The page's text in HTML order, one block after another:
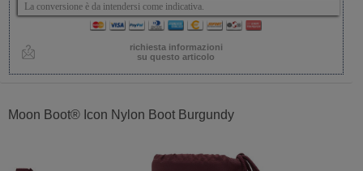
La conversione è da intendersi come indicativa.
richiesta informazioni
su questo articolo
Moon Boot® Icon Nylon Boot Burgundy